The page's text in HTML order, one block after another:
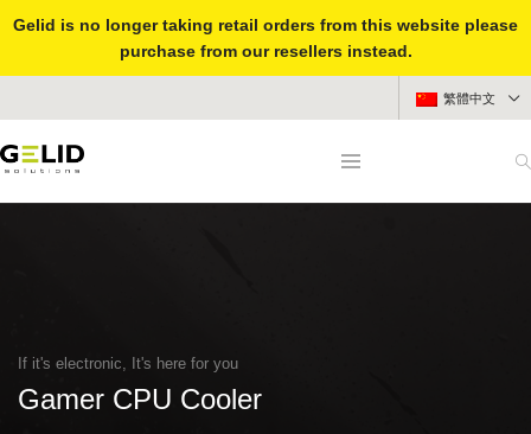
Gelid is no longer taking retail orders from this website please
purchase from our resellers instead.
繁體中文
If it's electronic, It's here for you
Gamer CPU Cooler